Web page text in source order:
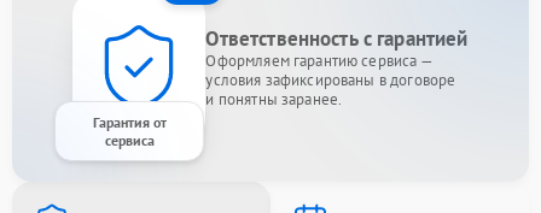
Гарантия от
сервиса
Ответственность с гарантией
Оформляем гарантию сервиса —
условия зафиксированы в договоре
и понятны заранее.